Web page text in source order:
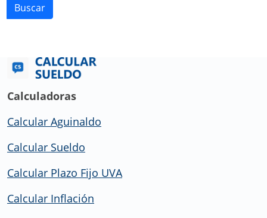
Buscar
Calculadoras
Calcular Aguinaldo
Calcular Sueldo
Calcular Plazo Fijo UVA
Calcular Inflación